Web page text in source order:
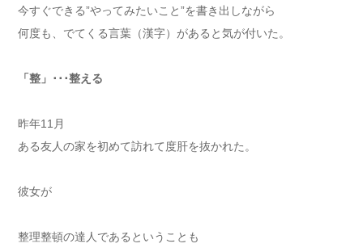
今すぐできる”やってみたいこと”を書き出しながら
何度も、でてくる言葉（漢字）があると気が付いた。
「整」･･･整える
昨年11月
ある友人の家を初めて訪れて度肝を抜かれた。
彼女が
整理整頓の達人であるということも